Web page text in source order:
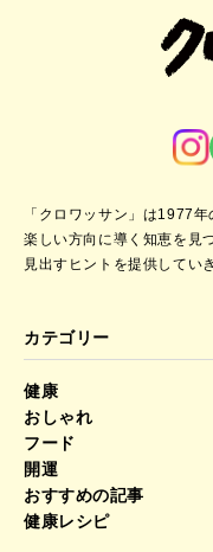
「クロワッサン」は1977
楽しい方向に導く知恵を見
見出すヒントを提供してい
カテゴリー
健康
おしゃれ
フード
開運
おすすめの記事
健康レシピ